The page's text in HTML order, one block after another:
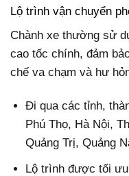
Lộ trình vận chuyển
Chành xe thường sử
cao tốc chính, đảm
chế va chạm và hư
Đi qua các tỉnh,
Phú Thọ, Hà Nội,
Quảng Trị, Quảng
Lộ trình được tối